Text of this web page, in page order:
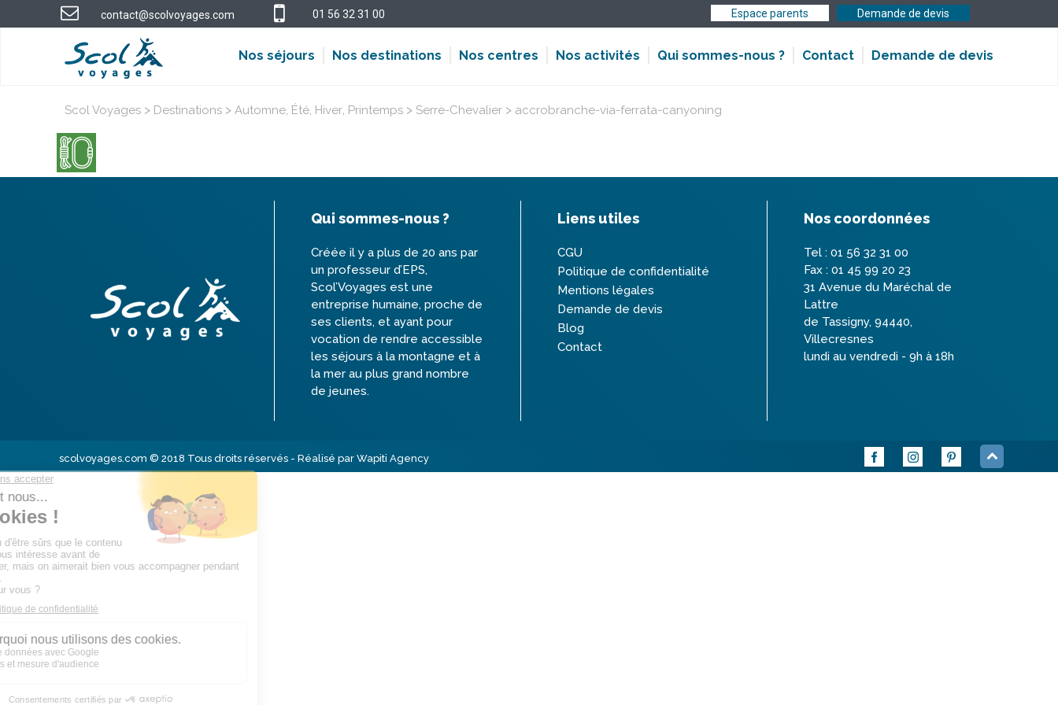
contact@scolvoyages.com 01 56 32 31 00 Espace parents Demande de devis
Nos séjours Nos destinations Nos centres Nos activités Qui sommes-nous ? Contact Demande de devis
Scol Voyages > Destinations > Automne, Été, Hiver, Printemps > Serre-Chevalier > accrobranche-via-ferrata-canyoning
Qui sommes-nous ?
Créée il y a plus de 20 ans par
un professeur d’EPS,
Scol’Voyages est une
entreprise humaine, proche de
ses clients, et ayant pour
vocation de rendre accessible
les séjours à la montagne et à
la mer au plus grand nombre
de jeunes.
Liens utiles
CGU
Politique de confidentialité
Mentions légales
Demande de devis
Blog
Contact
Nos coordonnées
Tel : 01 56 32 31 00
Fax : 01 45 99 20 23
31 Avenue du Maréchal de
Lattre
de Tassigny, 94440,
Villecresnes
lundi au vendredi - 9h à 18h
scolvoyages.com © 2018 Tous droits réservés - Réalisé par Wapiti Agency